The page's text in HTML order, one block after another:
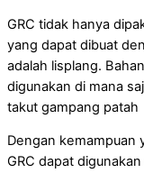
GRC tidak hanya
yang dapat dibuat
adalah lisplang.
digunakan di mana
takut gampang patah
Dengan kemampuan
GRC dapat